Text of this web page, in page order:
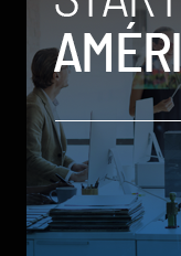
TRENDING
de